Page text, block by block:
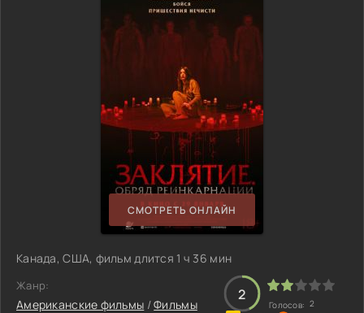
СМОТРЕТЬ ОНЛАЙН
Канада, США, фильм длится 1 ч 36 мин
Жанр:
Американские фильмы /Фильмы
2
Голосов: 2